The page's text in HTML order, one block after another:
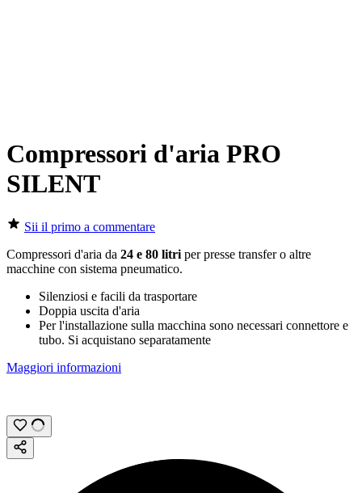
Compressori d'aria PRO
SILENT
Sii il primo a commentare
Compressori d'aria da 24 e 80 litri per presse transfer o altre
macchine con sistema pneumatico.
Silenziosi e facili da trasportare
Doppia uscita d'aria
Per l'installazione sulla macchina sono necessari connettore e
tubo. Si acquistano separatamente
Maggiori informazioni